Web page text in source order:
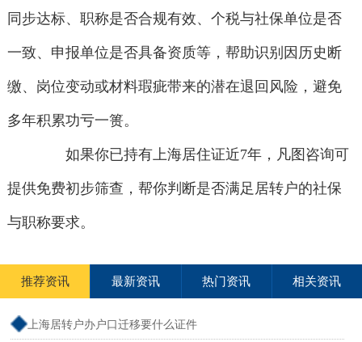
同步达标、职称是否合规有效、个税与社保单位是否
一致、申报单位是否具备资质等，帮助识别因历史断
缴、岗位变动或材料瑕疵带来的潜在退回风险，避免
多年积累功亏一篑。
如果你已持有上海居住证近7年，凡图咨询可
提供免费初步筛查，帮你判断是否满足居转户的社保
与职称要求。
推荐资讯 最新资讯 热门资讯 相关资讯
上海居转户办户口迁移要什么证件